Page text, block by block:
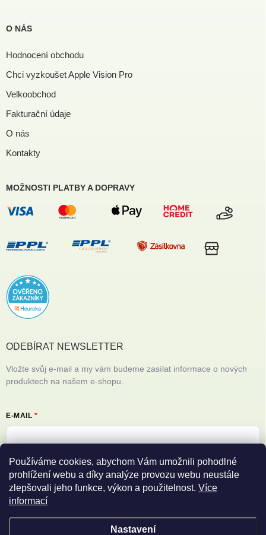
Používáme cookies, abychom Vám umožnili pohodlné
prohlížení webu a díky analýze provozu webu neustále
zlepšovali jeho funkce, výkon a použitelnost. Více
informací
Nastavení
O NÁS
Hodnocení obchodu
Chci vyzkoušet Apple Vision Pro
Velkoobchod
Fakturační údaje
O nás
Kontakty
MOŽNOSTI PLATBY A DOPRAVY
ODEBÍRAT NEWSLETTER
Vložte svůj e-mail a my vám budeme zasílat informace o nových
produktech na našem e-shopu.
E-MAIL
Vložením e-mailu souhlasíte spodmínkami ochrany osobních údajů
Přihlásit se